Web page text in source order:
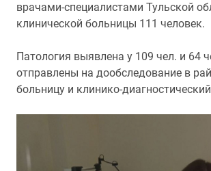
врачами-специалистами Тульской
клинической больницы 111 человек.
Патология выявлена у 109 чел. и 64
отправлены на дообследование в
больницу и клинико-